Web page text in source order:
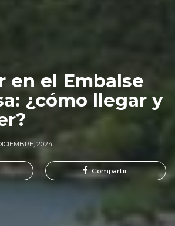
en el Embalse
¿cómo llegar y
2024
Compartir